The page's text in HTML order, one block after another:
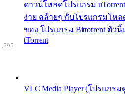
ดาวน์โหลดโปรแกรม
ง่าย คล้ายๆ กับโปรแกรมโห
ของ โปรแกรม Bittorrent ตัว
tTorrent
VLC Media Player (โปรแกร